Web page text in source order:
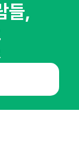
청
들,